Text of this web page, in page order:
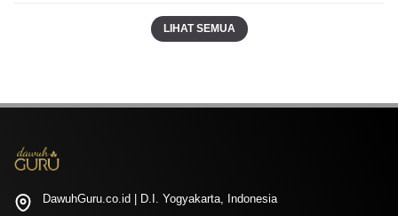
LIHAT SEMUA
DawuhGuru.co.id | D.I. Yogyakarta, Indonesia